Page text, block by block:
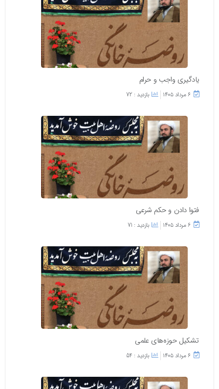
یادگیری واجب و حرام
۶ مرداد ۱۴۰۵ بازدید : 72
فتوا دادن و حکم شرعی
۶ مرداد ۱۴۰۵ بازدید : 71
تشکیل حوزه‌های علمی
۶ مرداد ۱۴۰۵ بازدید : 54